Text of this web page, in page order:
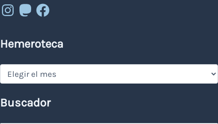
Instagram
MastodonFacebook
Hemeroteca
Hemeroteca
Buscador